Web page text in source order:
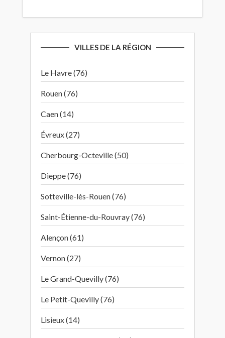
VILLES DE LA RÉGION
Le Havre (76)
Rouen (76)
Caen (14)
Évreux (27)
Cherbourg-Octeville (50)
Dieppe (76)
Sotteville-lès-Rouen (76)
Saint-Étienne-du-Rouvray (76)
Alençon (61)
Vernon (27)
Le Grand-Quevilly (76)
Le Petit-Quevilly (76)
Lisieux (14)